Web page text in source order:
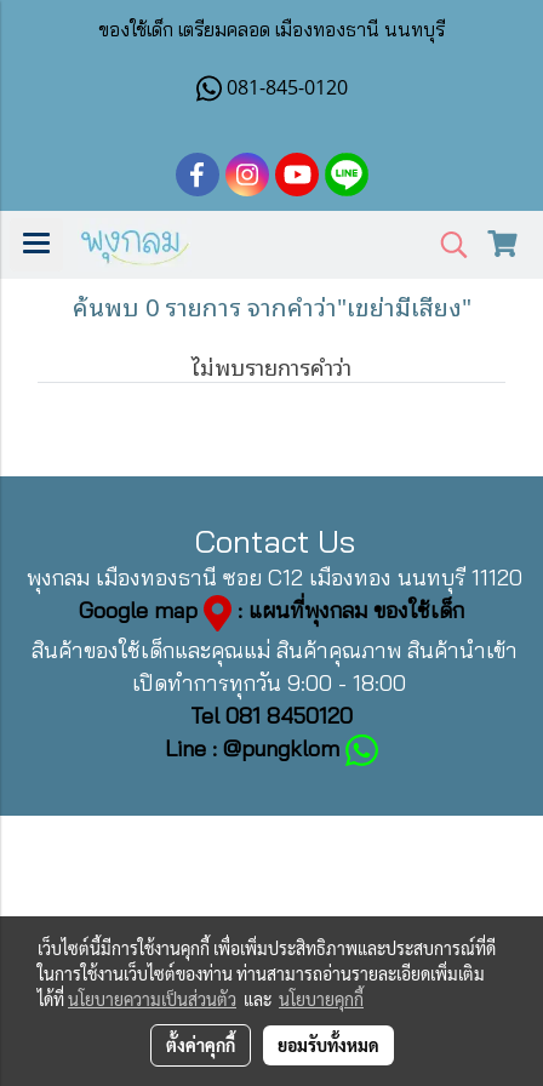
ของใช้เด็ก เตรียมคลอด เมืองทองธานี นนทบุรี
081-845-0120
ค้นพบ 0 รายการ จากคำว่า"เขย่ามีเสียง"
ไม่พบรายการคำว่า
Contact Us
พุงกลม เมืองทองธานี ซอย C12 เมืองทอง นนทบุรี 11120
Google map
: แผนที่พุงกลม ของใช้เด็ก
สินค้าของใช้เด็กและคุณแม่ สินค้าคุณภาพ สินค้านำเข้า
เปิดทำการทุกวัน 9:00 - 18:00
Tel 081 8450120
Line : @pungklom
เว็บไซต์นี้มีการใช้งานคุกกี้ เพื่อเพิ่มประสิทธิภาพและประสบการณ์ที่ดี
ในการใช้งานเว็บไซต์ของท่าน ท่านสามารถอ่านรายละเอียดเพิ่มเติม
ได้ที่นโยบายความเป็นส่วนตัว และ นโยบายคุกกี้
ตั้งค่าคุกกี้ ยอมรับทั้งหมด